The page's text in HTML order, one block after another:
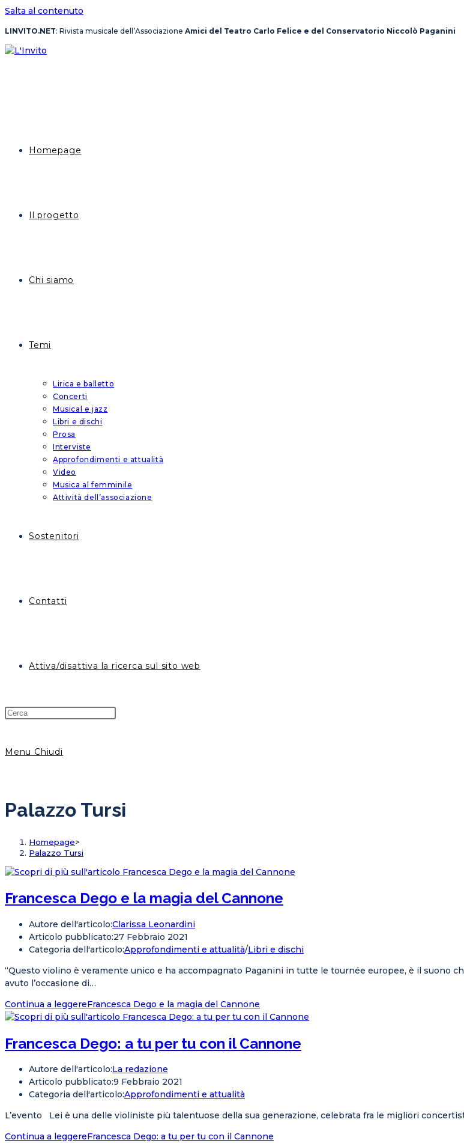
Salta al contenuto
LINVITO.NET: Rivista musicale dell’Associazione Amici del Teatro Carlo Felice e del Conservatorio Niccolò Paganini
Homepage
Il progetto
Chi siamo
Temi
Lirica e balletto
Concerti
Musical e jazz
Libri e dischi
Prosa
Interviste
Approfondimenti e attualità
Video
Musica al femminile
Attività dell’associazione
Sostenitori
Contatti
Attiva/disattiva la ricerca sul sito web
Menu Chiudi
Palazzo Tursi
Homepage>
Palazzo Tursi
Francesca Dego e la magia del Cannone
Autore dell'articolo:Clarissa Leonardini
Articolo pubblicato:27 Febbraio 2021
Categoria dell'articolo:Approfondimenti e attualità/Libri e dischi
“Questo violino è veramente unico e ha accompagnato Paganini in tutte le tournée europee, è il suono
avuto l’occasione di…
Continua a leggereFrancesca Dego e la magia del Cannone
Francesca Dego: a tu per tu con il Cannone
Autore dell'articolo:La redazione
Articolo pubblicato:9 Febbraio 2021
Categoria dell'articolo:Approfondimenti e attualità
L’evento Lei è una delle violiniste più talentuose della sua generazione, celebrata fra le migliori
Continua a leggereFrancesca Dego: a tu per tu con il Cannone